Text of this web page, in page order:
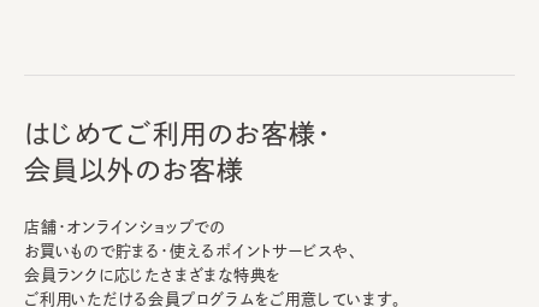
はじめてご利用のお客様・
会員以外のお客様
店舗・オンラインショップでの
お買いもので貯まる・使えるポイントサービスや、
会員ランクに応じたさまざまな特典を
ご利用いただける会員プログラムをご用意しています。